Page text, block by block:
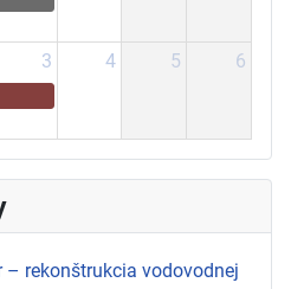
3 4 5 6
rekonštrukcia vodovodnej